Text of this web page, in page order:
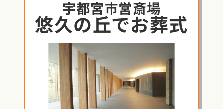
宇都宮市営斎場
悠久の丘でお葬式